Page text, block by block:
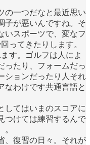
の一つだなと最近思い
子が悪いんですね。そ
いスポーツで、変なフ
ってきたりします。
す。ゴルフは人によ
ったり、フォームだっ
ションだったり人それ
なわけです共通言語と
してはいまのスコアに
つけては練習するんで
、復習の日々。それが